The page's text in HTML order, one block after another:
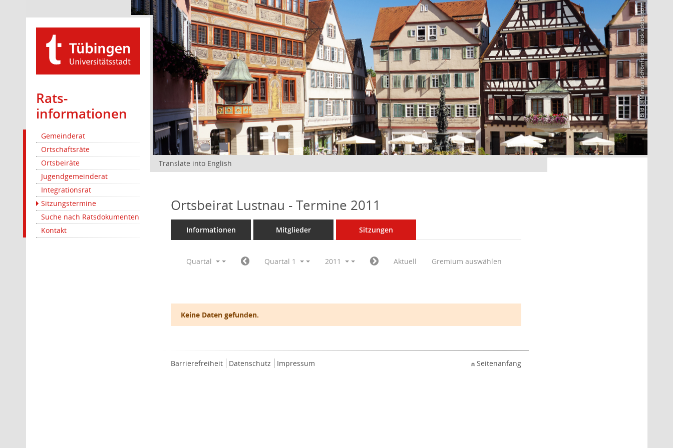
Rats­
informationen
Gemeinderat
Ortschaftsräte
Ortsbeiräte
Jugendgemeinderat
Integrationsrat
Sitzungstermine
Suche nach Ratsdokumenten
Kontakt
Bild: @Manuel Schönfeld – stock.adobe.com
Translate into English
Ortsbeirat Lustnau - Termine 2011
Informationen Mitglieder Sitzungen
Quartal Quartal 1 2011 Aktuell Gremium auswählen
Keine Daten gefunden.
Barrierefreiheit Datenschutz Impressum Seitenanfang